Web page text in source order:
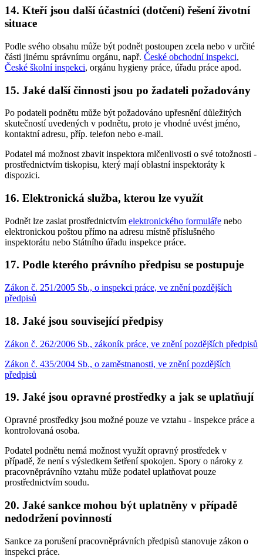
14. Kteří jsou další účastníci (dotčení) řešení životní
situace
Podle svého obsahu může být podnět postoupen zcela nebo v určité
části jinému správnímu orgánu, např. České obchodní inspekci,
České školní inspekci, orgánu hygieny práce, úřadu práce apod.
15. Jaké další činnosti jsou po žadateli požadovány
Po podateli podnětu může být požadováno upřesnění důležitých
skutečností uvedených v podnětu, proto je vhodné uvést jméno,
kontaktní adresu, příp. telefon nebo e-mail.
Podatel má možnost zbavit inspektora mlčenlivosti o své totožnosti -
prostřednictvím tiskopisu, který mají oblastní inspektoráty k
dispozici.
16. Elektronická služba, kterou lze využít
Podnět lze zaslat prostřednictvím elektronického formuláře nebo
elektronickou poštou přímo na adresu místně příslušného
inspektorátu nebo Státního úřadu inspekce práce.
17. Podle kterého právního předpisu se postupuje
Zákon č. 251/2005 Sb., o inspekci práce, ve znění pozdějších
předpisů
18. Jaké jsou související předpisy
Zákon č. 262/2006 Sb., zákoník práce, ve znění pozdějších předpisů
Zákon č. 435/2004 Sb., o zaměstnanosti, ve znění pozdějších
předpisů
19. Jaké jsou opravné prostředky a jak se uplatňují
Opravné prostředky jsou možné pouze ve vztahu - inspekce práce a
kontrolovaná osoba.
Podatel podnětu nemá možnost využít opravný prostředek v
případě, že není s výsledkem šetření spokojen. Spory o nároky z
pracovněprávního vztahu může podatel uplatňovat pouze
prostřednictvím soudu.
20. Jaké sankce mohou být uplatněny v případě
nedodržení povinností
Sankce za porušení pracovněprávních předpisů stanovuje zákon o
inspekci práce.